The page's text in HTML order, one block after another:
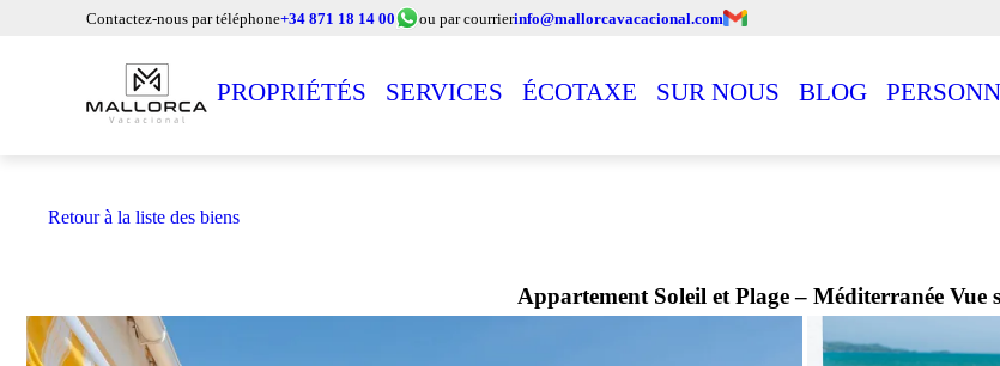
Contactez-nous par téléphone+34 871 18 14 00 ou par courrierinfo@mallorcavacacional.com
PROPRIÉTÉS SERVICES ÉCOTAXE SUR NOUS BLOG
Retour à la liste des biens
Appartement Soleil et Plage – Méditerranée Vue